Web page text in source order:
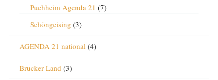
Puchheim Agenda 21 (7)
Schöngeising (3)
AGENDA 21 national(4)
Brucker Land (3)